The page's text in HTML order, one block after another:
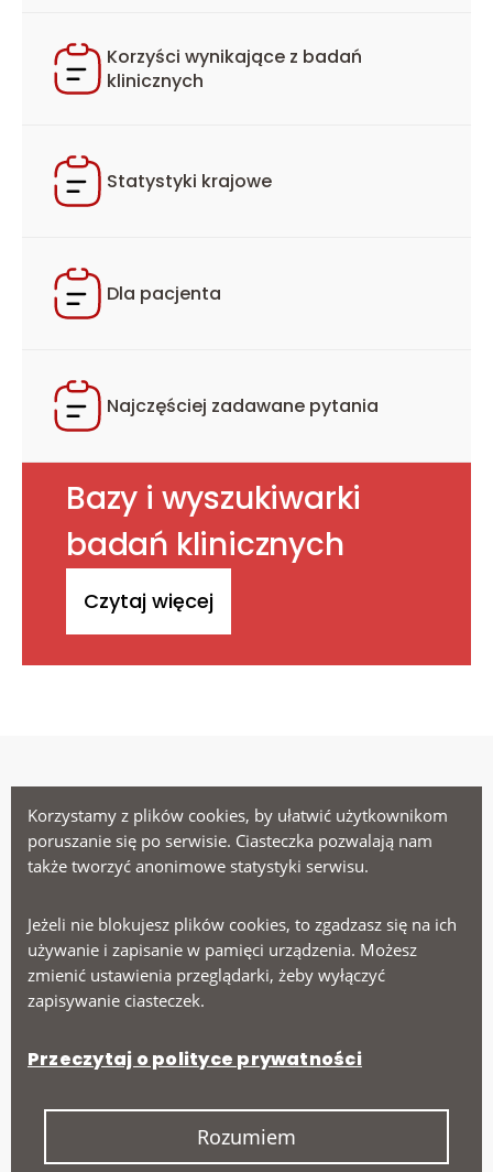
Korzystamy z plików cookies, by ułatwić użytkownikom
poruszanie się po serwisie. Ciasteczka pozwalają nam
także tworzyć anonimowe statystyki serwisu.
Jeżeli nie blokujesz plików cookies, to zgadzasz się na ich
używanie i zapisanie w pamięci urządzenia. Możesz
zmienić ustawienia przeglądarki, żeby wyłączyć
zapisywanie ciasteczek.
Przeczytaj o polityce prywatności
Rozumiem
Korzyści wynikające z badań
klinicznych
Statystyki krajowe
Dla pacjenta
Najczęściej zadawane pytania
Bazy i wyszukiwarki
badań klinicznych
Czytaj więcej
Menu
Narodowy Fundusz Zdrowia
Narodowy Instytut Onkologii
Na skróty